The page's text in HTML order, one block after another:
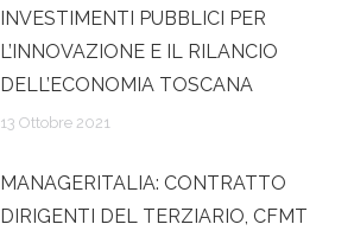
INVESTIMENTI PUBBLICI PER
L’INNOVAZIONE E IL RILANCIO
DELL’ECONOMIA TOSCANA
13 Ottobre 2021
MANAGERITALIA: CONTRATTO
DIRIGENTI DEL TERZIARIO, CFMT